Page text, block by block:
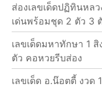
ส่องเลขเด็ดปฏิทินหล
เด่นพร้อมชุด 2 ตัว 3
เลขเด็ดมหาทักษา 1
ตัว คอหวยรีบส่อง
เลขเด็ด อ.น๊อตตี้ งวด